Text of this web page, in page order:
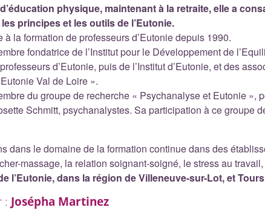
physique, maintenant à la retraite, elle a
principes et les outils de l’Eutonie.
à la formation de professeurs d’Eutonie depuis 1990.
fondatrice de l’Institut pour le Développement de
d’Eutonie, puis de l’Institut d’Eutonie, et des
Val de Loire ».
du groupe de recherche « Psychanalyse et Eutonie »,
Schmitt, psychanalystes. Sa participation à ce groupe
dans le domaine de la formation continue dans des
massage, la relation soignant-soigné, le stress au
l’Eutonie, dans la région de Villeneuve-sur-Lot, et
: Josépha Martinez